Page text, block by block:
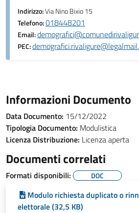
Indirizzo:Via Nino Bixio 15
Telefono:018448201
Email:
PEC:
Informazioni Documento
Data Documento: 15/12/2022
Tipologia Documento: Modulistica
Licenza Distribuzione: Licenza aperta
Documenti correlati
Formati disponibili: DOC
Modulo richiesta duplicato o
elettorale (32,5 KB)